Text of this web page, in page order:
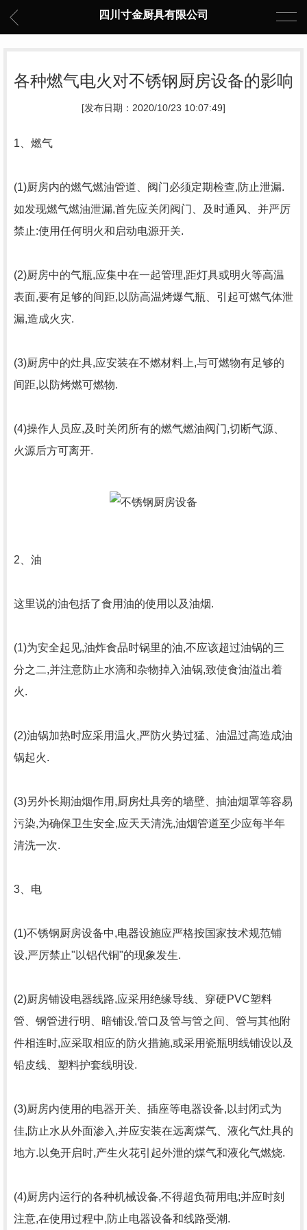
四川寸金厨具有限公司
各种燃气电火对不锈钢厨房设备的影响
[发布日期：2020/10/23 10:07:49]
1、燃气
(1)厨房内的燃气燃油管道、阀门必须定期检查,防止泄漏.
如发现燃气燃油泄漏,首先应关闭阀门、及时通风、并严厉
禁止:使用任何明火和启动电源开关.
(2)厨房中的气瓶,应集中在一起管理,距灯具或明火等高温
表面,要有足够的间距,以防高温烤爆气瓶、引起可燃气体泄
漏,造成火灾.
(3)厨房中的灶具,应安装在不燃材料上,与可燃物有足够的
间距,以防烤燃可燃物.
(4)操作人员应,及时关闭所有的燃气燃油阀门,切断气源、
火源后方可离开.
2、油
这里说的油包括了食用油的使用以及油烟.
(1)为安全起见,油炸食品时锅里的油,不应该超过油锅的三
分之二,并注意防止水滴和杂物掉入油锅,致使食油溢出着
火.
(2)油锅加热时应采用温火,严防火势过猛、油温过高造成油
锅起火.
(3)另外长期油烟作用,厨房灶具旁的墙壁、抽油烟罩等容易
污染,为确保卫生安全,应天天清洗,油烟管道至少应每半年
清洗一次.
3、电
(1)不锈钢厨房设备中,电器设施应严格按国家技术规范铺
设,严厉禁止"以铝代铜"的现象发生.
(2)厨房铺设电器线路,应采用绝缘导线、穿硬PVC塑料
管、钢管进行明、暗铺设,管口及管与管之间、管与其他附
件相连时,应采取相应的防火措施,或采用瓷瓶明线铺设以及
铅皮线、塑料护套线明设.
(3)厨房内使用的电器开关、插座等电器设备,以封闭式为
佳,防止水从外面渗入,并应安装在远离煤气、液化气灶具的
地方.以免开启时,产生火花引起外泄的煤气和液化气燃烧.
(4)厨房内运行的各种机械设备,不得超负荷用电;并应时刻
注意,在使用过程中,防止电器设备和线路受潮.